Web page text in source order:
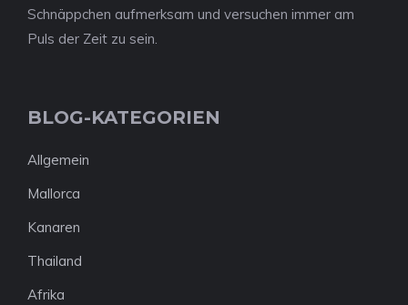
Schnäppchen aufmerksam und versuchen immer am
Puls der Zeit zu sein.
BLOG-KATEGORIEN
Allgemein
Mallorca
Kanaren
Thailand
Afrika